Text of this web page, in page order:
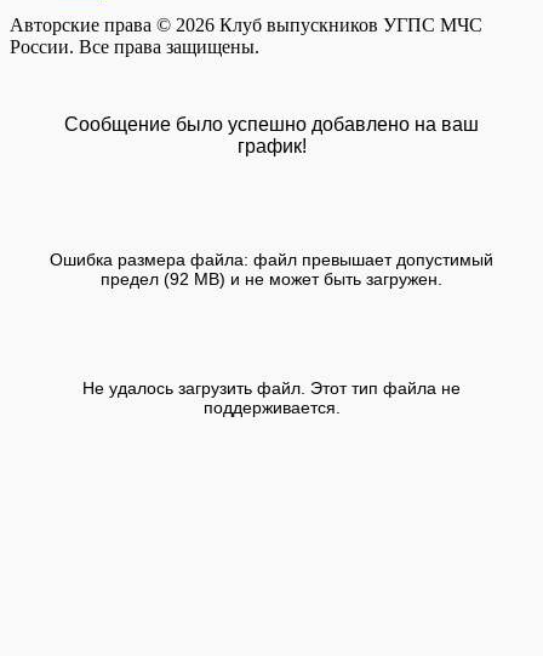
Авторские права © 2026 Клуб выпускников УГПС МЧС
России. Все права защищены.
Сообщение было успешно добавлено на ваш
график!
Ошибка размера файла: файл превышает допустимый
предел (92 MB) и не может быть загружен.
Не удалось загрузить файл. Этот тип файла не
поддерживается.